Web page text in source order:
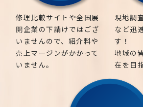
修理比較サイトや全国展
開企業の下請けではござ
いませんので、紹介料や
売上マージンがかかって
いません。
現地調
など迅
す！
地域の
在を目